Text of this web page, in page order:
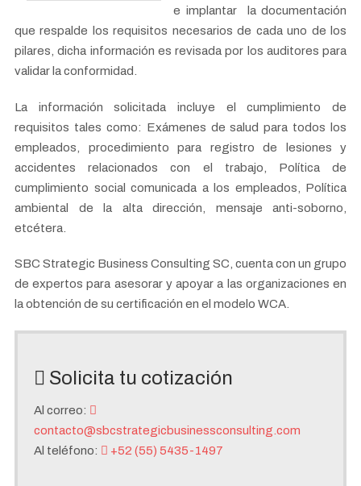
e implantar la documentación
que respalde los requisitos necesarios de cada uno de los
pilares, dicha información es revisada por los auditores para
validar la conformidad.
La información solicitada incluye el cumplimiento de
requisitos tales como: Exámenes de salud para todos los
empleados, procedimiento para registro de lesiones y
accidentes relacionados con el trabajo, Política de
cumplimiento social comunicada a los empleados, Política
ambiental de la alta dirección, mensaje anti-soborno,
etcétera.
SBC Strategic Business Consulting SC, cuenta con un grupo
de expertos para asesorar y apoyar a las organizaciones en
la obtención de su certificación en el modelo WCA.
Solicita tu cotización
Al correo:
contacto@sbcstrategicbusinessconsulting.com
Al teléfono:
+52 (55) 5435-1497